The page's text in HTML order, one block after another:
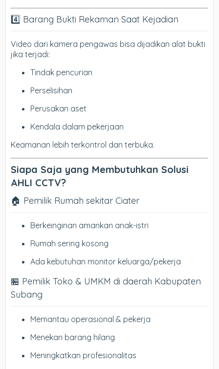
4️⃣ Barang Bukti Rekaman Saat Kejadian
Video dari kamera pengawas bisa dijadikan alat bukti
jika terjadi:
Tindak pencurian
Perselisihan
Perusakan aset
Kendala dalam pekerjaan
Keamanan lebih terkontrol dan terbuka.
Siapa Saja yang Membutuhkan Solusi
AHLI CCTV?
🏠 Pemilik Rumah sekitar Ciater
Berkeinginan amankan anak-istri
Rumah sering kosong
Ada kebutuhan monitor keluarga/pekerja
🏪 Pemilik Toko & UMKM di daerah Kabupaten
Subang
Memantau operasional & pekerja
Menekan barang hilang
Meningkatkan profesionalitas